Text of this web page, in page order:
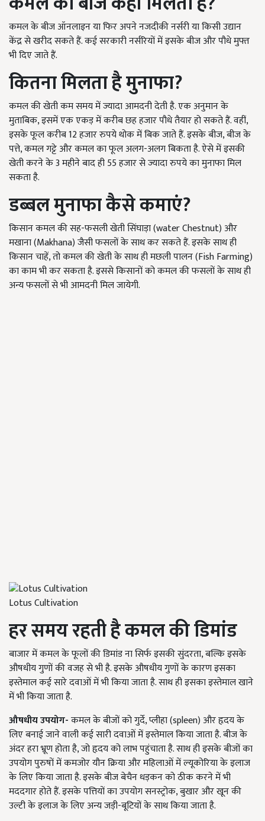
कमल के बीज ऑनलाइन या फिर अपने नजदीकी नर्सरी या किसी उद्यान
केंद्र से खरीद सकते हैं. कई सरकारी नर्सरियों में इसके बीज और पौधे मुफ्त
भी दिए जाते हैं.
कितना मिलता है मुनाफा?
कमल की खेती कम समय में ज्यादा आमदनी देती है. एक अनुमान के
मुताबिक, इसमें एक एकड़ में करीब छह हजार पौधे तैयार हो सकते हैं. वहीं,
इसके फूल करीब 12 हजार रुपये थोक में बिक जाते हैं. इसके बीज, बीज के
पत्ते, कमल गट्टे और कमल का फूल अलग-अलग बिकता है. ऐसे में इसकी
खेती करने के 3 महीने बाद ही 55 हजार से ज्यादा रुपये का मुनाफा मिल
सकता है.
डब्बल मुनाफा कैसे कमाएं?
किसान कमल की सह-फसली खेती सिंघाड़ा (water Chestnut) और
मखाना (Makhana) जैसी फसलों के साथ कर सकते हैं. इसके साथ ही
किसान चाहें, तो कमल की खेती के साथ ही मछली पालन (Fish Farming)
का काम भी कर सकता है. इससे किसानों को कमल की फसलों के साथ ही
अन्य फसलों से भी आमदनी मिल जायेगी.
Lotus Cultivation
हर समय रहती है कमल की डिमांड
बाजार में कमल के फूलों की डिमांड ना सिर्फ इसकी सुंदरता, बल्कि इसके
औषधीय गुणों की वजह से भी है. इसके औषधीय गुणों के कारण इसका
इस्तेमाल कई सारे दवाओं में भी किया जाता है. साथ ही इसका इस्तेमाल खाने
में भी किया जाता है.
औषधीय उपयोग-कमल के बीजों को गुर्दे, प्लीहा (spleen) और हृदय के
लिए बनाई जाने वाली कई सारी दवाओं में इस्तेमाल किया जाता है. बीज के
अंदर हरा भ्रूण होता है, जो हृदय को लाभ पहुंचाता है. साथ ही इसके बीजों का
उपयोग पुरुषों में कमजोर यौन क्रिया और महिलाओं में ल्यूकोरिया के इलाज
के लिए किया जाता है. इसके बीज बेचैन धड़कन को ठीक करने में भी
मददगार होते हैं. इसके पत्तियों का उपयोग सनस्ट्रोक, बुखार और खून की
उल्टी के इलाज के लिए अन्य जड़ी-बूटियों के साथ किया जाता है.